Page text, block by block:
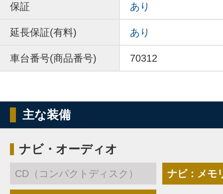
保証 あり
延長保証(有料) あり
車台番号(商品番号) 70312
主な装備
ナビ・オーディオ
CD（コンパクトディスク） ナビ：メモ